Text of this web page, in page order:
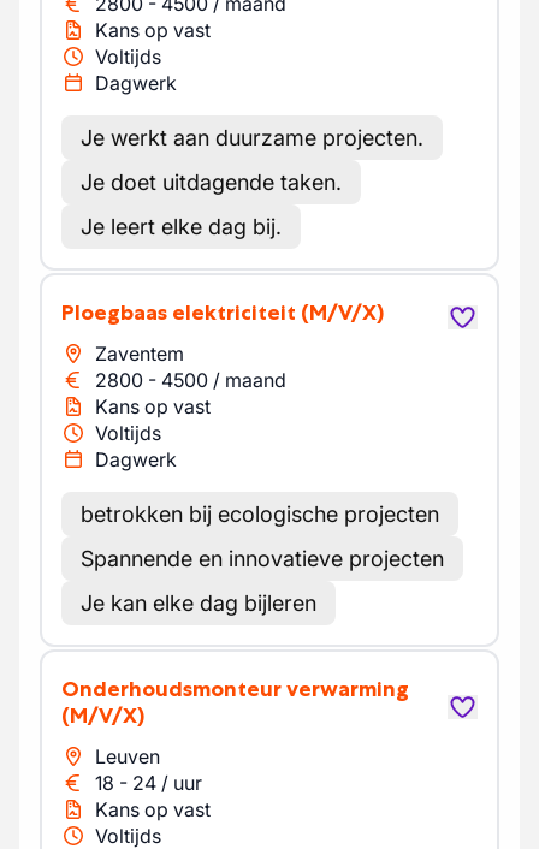
Kans op vast
Voltijds
Dagwerk
Je werkt aan duurzame projecten.
Je doet uitdagende taken.
Je leert elke dag bij.
Ploegbaas elektriciteit (M/V/X)
Zaventem
2800 - 4500 / maand
Kans op vast
Voltijds
Dagwerk
betrokken bij ecologische projecten
Spannende en innovatieve projecten
Je kan elke dag bijleren
Onderhoudsmonteur verwarming
(M/V/X)
Leuven
18 - 24 / uur
Kans op vast
Voltijds